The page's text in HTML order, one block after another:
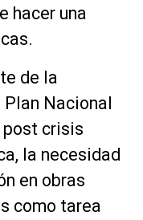
hacer una
de la
Plan Nacional
crisis
la necesidad
en obras
como tarea